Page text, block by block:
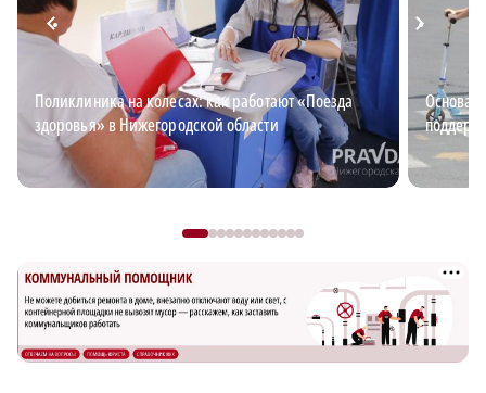
Поликлиника на колесах: как работают «Поезда
здоровья» в Нижегородской области
Основа